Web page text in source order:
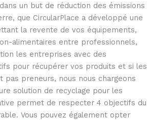
un but de réduction des émissions
que CircularPlace a développé une
la revente de vos équipements,
alimentaires entre professionnels,
les entreprises avec des
pour récupérer vos produits et si les
pas preneurs, nous nous chargeons
solution de recyclage pour les
permet de respecter 4 objectifs du
Vous pouvez également opter